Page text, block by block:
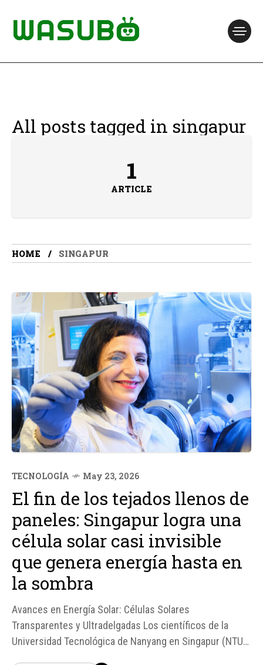
All posts tagged in singapur
1
ARTICLE
HOME SINGAPUR
TECNOLOGÍA May 23, 2026
El fin de los tejados llenos de
paneles: Singapur logra una
célula solar casi invisible
que genera energía hasta en
la sombra
Avances en Energía Solar: Células Solares
Transparentes y Ultradelgadas Los científicos de la
Universidad Tecnológica de Nanyang en Singapur (NTU)